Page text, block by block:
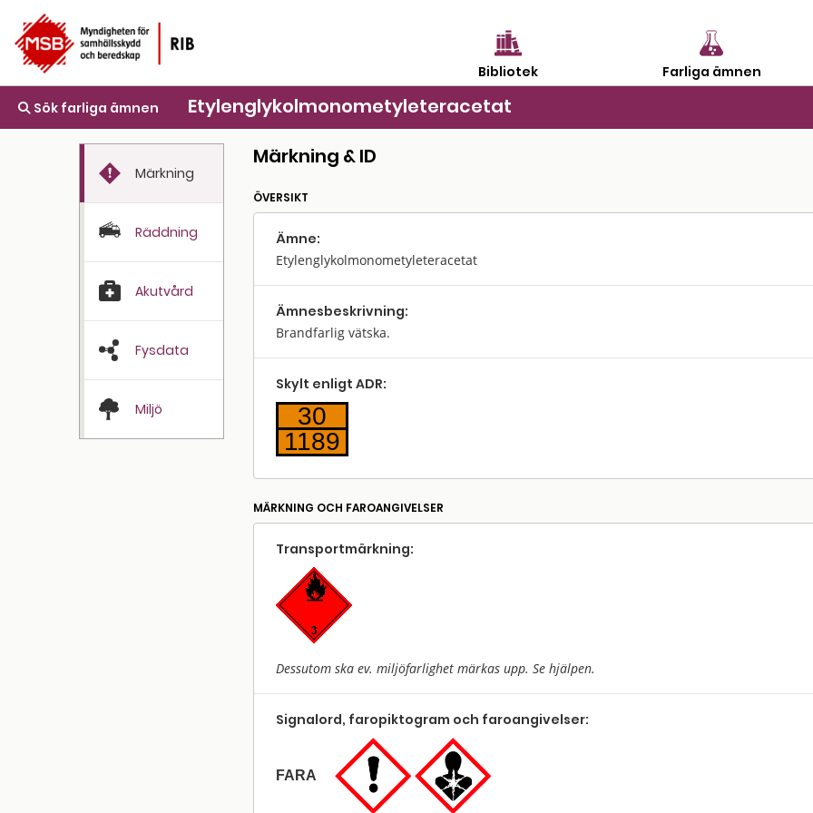
Bibliotek Farliga ämnen
Sök farliga ämnen Etylenglykolmonometyleteracetat
Märkning
Räddning
Akutvård
Fysdata
Miljö
Märkning & ID
ÖVERSIKT
Ämne:
Etylenglykolmonometyleteracetat
Ämnes­beskrivning:
Brandfarlig vätska.
Skylt enligt ADR:
30
1189
MÄRKNING OCH FAROANGIVELSER
Transport­märkning:
Dessutom ska ev. miljöfarlighet märkas upp. Se hjälpen.
Signalord, faropiktogram och faroangivelser:
FARA